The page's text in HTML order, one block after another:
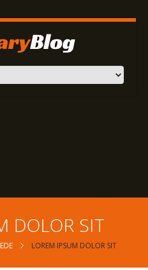
DOLOR SIT
LOREM IPSUM DOLOR SIT